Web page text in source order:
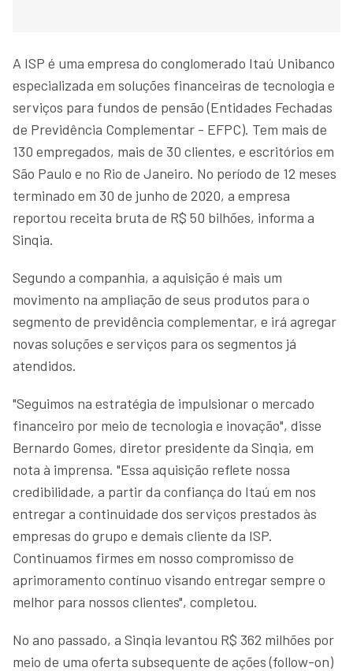
A ISP é uma empresa do conglomerado Itaú Unibanco
especializada em soluções financeiras de tecnologia e
serviços para fundos de pensão (Entidades Fechadas
de Previdência Complementar - EFPC). Tem mais de
130 empregados, mais de 30 clientes, e escritórios em
São Paulo e no Rio de Janeiro. No período de 12 meses
terminado em 30 de junho de 2020, a empresa
reportou receita bruta de R$ 50 bilhões, informa a
Sinqia.
Segundo a companhia, a aquisição é mais um
movimento na ampliação de seus produtos para o
segmento de previdência complementar, e irá agregar
novas soluções e serviços para os segmentos já
atendidos.
"Seguimos na estratégia de impulsionar o mercado
financeiro por meio de tecnologia e inovação", disse
Bernardo Gomes, diretor presidente da Sinqia, em
nota à imprensa. "Essa aquisição reflete nossa
credibilidade, a partir da confiança do Itaú em nos
entregar a continuidade dos serviços prestados às
empresas do grupo e demais cliente da ISP.
Continuamos firmes em nosso compromisso de
aprimoramento contínuo visando entregar sempre o
melhor para nossos clientes", completou.
No ano passado, a Sinqia levantou R$ 362 milhões por
meio de uma oferta subsequente de ações (follow-on)